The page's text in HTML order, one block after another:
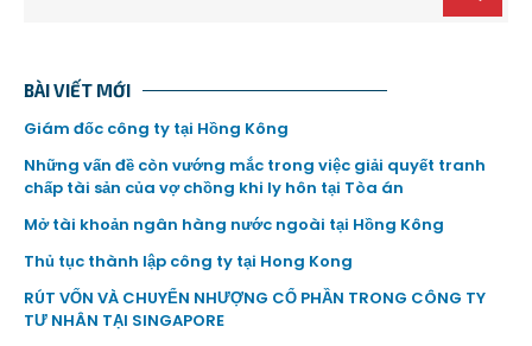
BÀI VIẾT MỚI
Giám đốc công ty tại Hồng Kông
Những vấn đề còn vướng mắc trong việc giải quyết tranh
chấp tài sản của vợ chồng khi ly hôn tại Tòa án
Mở tài khoản ngân hàng nước ngoài tại Hồng Kông
Thủ tục thành lập công ty tại Hong Kong
RÚT VỐN VÀ CHUYỂN NHƯỢNG CỔ PHẦN TRONG CÔNG TY
TƯ NHÂN TẠI SINGAPORE